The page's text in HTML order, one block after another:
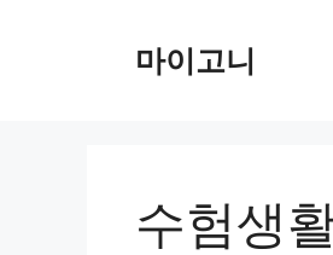
마이고니
수험생